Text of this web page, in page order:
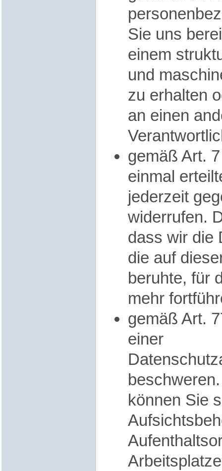
Sie uns
einem
und
zu erhalten
an einen
gemäß Art.
einmal
jederzeit
widerrufen.
dass wir die
die auf
beruhte, für
mehr
gemäß Art.
einer
können Sie